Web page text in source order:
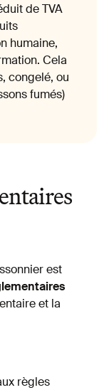
de TVA
humaine,
Cela
congelé, ou
fumés)
est
et la
règles